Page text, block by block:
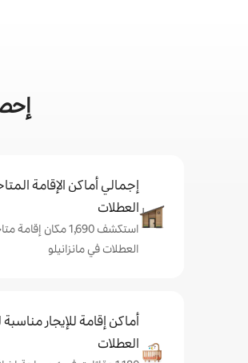
إجمالي أماكن الإقامة
العطلات
استكشف 1,690 مكان
العطلات في مانزانيلو
أماكن إقامة للإيجار
العطلات